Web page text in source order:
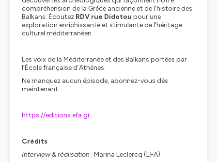
compréhension de la Grèce ancienne et de l'histoire des
Balkans. Écoutez RDV rue Didotou pour une
exploration enrichissante et stimulante de l'héritage
culturel méditerranéen.
Les voix de la Méditerranée et des Balkans portées par
l’École française d’Athènes.
Ne manquez aucun épisode, abonnez-vous dès
maintenant.
https://editions.efa.gr
Crédits
Interview & réalisation : Marina Leclercq (EFA)